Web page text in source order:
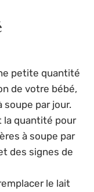
petite quantité
de votre bébé,
soupe par jour.
la quantité pour
à soupe par
des signes de
le lait